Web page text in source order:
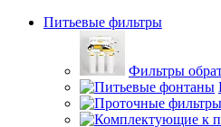
Питьевые фильтры
Фильтры